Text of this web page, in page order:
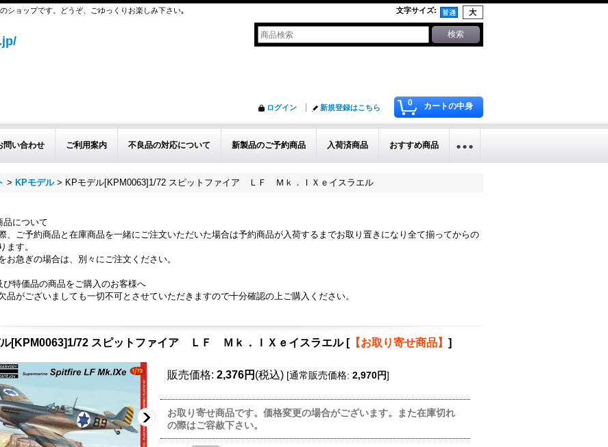
ショップです。どうぞ、ごゆっくりお楽しみ下さい｡ 文字サイズ:
0 カートの中身
ログイン 新規登録はこちら
問い合わせ ご利用案内 不良品の対応について 新製品のご予約商品 入荷済商品 おすすめ商品
> KPモデル > KPモデル[KPM0063]1/72 スピットファイア ＬＦ Ｍｋ．ＩＸｅイスラエル
品について
、ご予約商品と在庫商品を一緒にご注文いただいた場合は予約商品が入荷するまでお取り置きになり全て揃ってからの
ます。
お急ぎの場合は、別々にご注文ください。
び特価品の商品をご購入のお客様へ
品がございましても一切不可とさせていただきますので十分確認の上ご購入ください。
[KPM0063]1/72 スピットファイア ＬＦ Ｍｋ．ＩＸｅイスラエル [【お取り寄せ商品】 ]
販売価格: 2,376円 (税込) [通常販売価格: 2,970円]
お取り寄せ商品です。価格変更の場合がございます。また在庫切れ
の際はご容赦下さい。